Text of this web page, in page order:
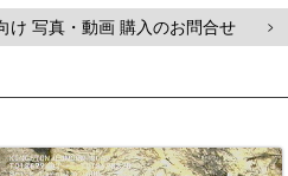
け 写真・動画 購入のお問合せ >